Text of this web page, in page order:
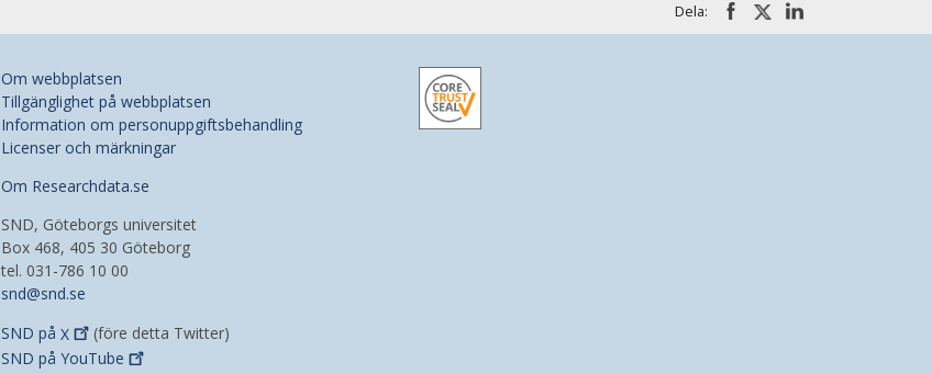
Dela:
Om webbplatsen
Tillgänglighet på webbplatsen
Information om personuppgiftsbehandling
Licenser och märkningar
Om Researchdata.se
SND, Göteborgs universitet
Box 468, 405 30 Göteborg
tel. 031-786 10 00
snd@snd.se
SND på X
(före detta Twitter)
SND på YouTube